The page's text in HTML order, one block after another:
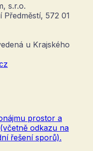
s.r.o.
Předměstí, 572 01
u Krajského
prostor a
odkazu na
řešení sporů).